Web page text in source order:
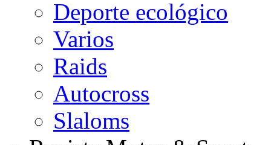
Deporte ecológico
Varios
Raids
Autocross
Slaloms